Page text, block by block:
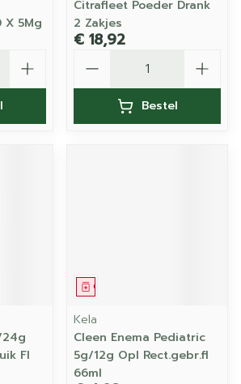
5Mg
Citrafleet Poeder Drank
2 Zakjes
€ 18,92
Bestel
24g
Fl
Geneesmiddel
Kela
Cleen Enema Pediatric
5g/12g Opl Rect.gebr.fl
66ml